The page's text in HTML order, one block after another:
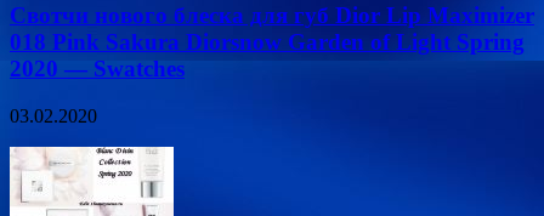
Свотчи нового блеска для губ Dior Lip Maximizer
018 Pink Sakura Diorsnow Garden of Light Spring
2020 — Swatches
03.02.2020